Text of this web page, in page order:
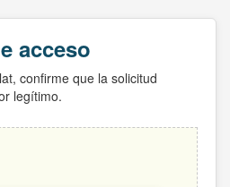
acceso
confirme que la solicitud
legítimo.